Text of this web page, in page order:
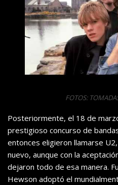
FOTOS:
Posteriormente, el 18 de
prestigioso concurso de
entonces eligieron llamarse
nuevo, aunque con la
dejaron todo de esa manera.
Hewson adoptó el